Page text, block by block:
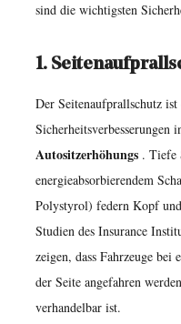
1-
machen
größten
Mehrwert
einem
sind die wichtigsten
1.
Der Seitenaufprallschutz ist
Sicherheitsverbesserungen
Autositzerhöhungs . Tiefe
energieabsorbierendem
Polystyrol) federn Kopf
Studien des Insurance
zeigen, dass Fahrzeuge
der Seite angefahren
verhandelbar ist.